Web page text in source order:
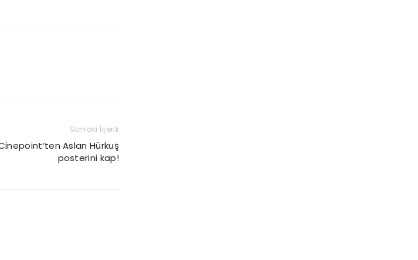
Sonraki İçerik
Aslan Hürkuş
posterini kap!